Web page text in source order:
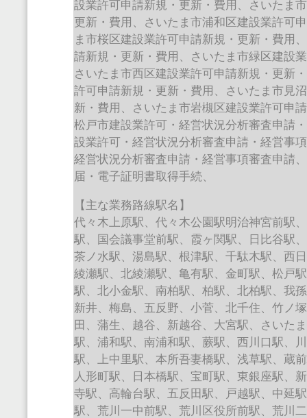
設業許可申請新規・更新・費用、さいたま
更新・費用、さいたま市浦和区建設業許可
ま市桜区建設業許可申請新規・更新・費用
請新規・更新・費用、さいたま市緑区建設
さいたま市西区建設業許可申請新規・更新
許可申請新規・更新・費用、さいたま市見
新・費用、さいたま市岩槻区建設業許可申
松戸市建設業許可・経営状況分析審査申請
設業許可・経営状況分析審査申請・経営事
経営状況分析審査申請・経営事項審査申請
届・電子証明書取得手続、
【主な業務路線駅名】
代々木上原駅、代々木公園駅明治神宮前駅
駅、国会議事堂前駅、霞ヶ関駅、日比谷駅
茶ノ水駅、湯島駅、根津駅、千駄木駅、西
綾瀬駅、北綾瀬駅、亀有駅、金町駅、松戸
駅、北小金駅、南柏駅、柏駅、北柏駅、我
新井、梅島、五反野、小菅、北千住、竹ノ
田、蒲生、越谷、新越谷、大宮駅、さいた
駅、浦和駅、南浦和駅、蕨駅、西川口駅、
駅、上中里駅、本所吾妻橋駅、浅草駅、蔵
人形町駅、日本橋駅、宝町駅、東銀座駅、
寺駅、高輪台駅、五反田駅、戸越駅、中延
駅、荒川一中前駅、荒川区役所前駅、荒川